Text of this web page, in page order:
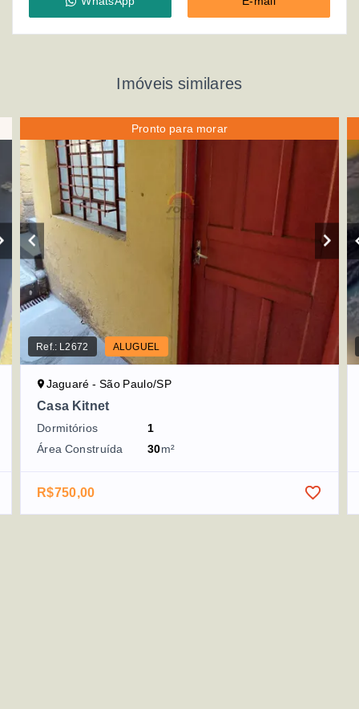
Imóveis similares
Pronto para morar
Ref.: L2672 ALUGUEL
Jaguaré - São Paulo/SP
Casa Kitnet
Dormitórios
1
Área Construída
30m²
R$750,00